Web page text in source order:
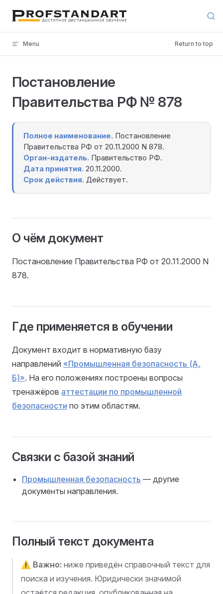
Skip to content
Menu Return to top
Постановление
Правительства РФ № 878
Полное наименование. Постановление
Правительства РФ от 20.11.2000 N 878.
Орган-издатель. Правительство РФ.
Дата принятия. 20.11.2000.
Срок действия. Действует.
О чём документ
Постановление Правительства РФ от 20.11.2000 N
878.
Где применяется в обучении
Документ входит в нормативную базу
направлений «Промышленная безопасность (А,
Б)». На его положениях построены вопросы
тренажёров аттестации по промышленной
безопасности по этим областям.
Связки с базой знаний
Промышленная безопасность — другие
документы направления.
Полный текст документа
⚠️ Важно: ниже приведён справочный текст для
поиска и изучения. Юридически значимой